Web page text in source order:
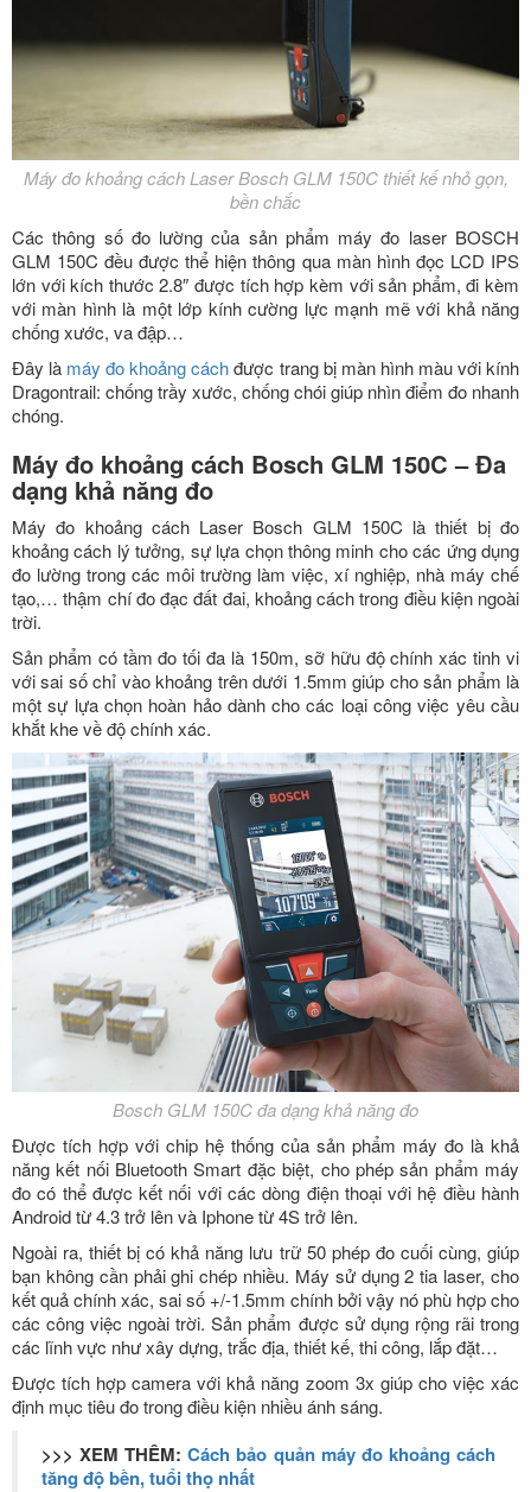
Máy đo khoảng cách Laser Bosch GLM 150C thiết kế nhỏ gọn,
bền chắc
Các thông số đo lường của sản phẩm máy đo laser BOSCH
GLM 150C đều được thể hiện thông qua màn hình đọc LCD IPS
lớn với kích thước 2.8″ được tích hợp kèm với sản phẩm, đi kèm
với màn hình là một lớp kính cường lực mạnh mẽ với khả năng
chống xước, va đập…
Đây là máy đo khoảng cáchđược trang bị màn hình màu với kính
Dragontrail: chống trầy xước, chống chói giúp nhìn điểm đo nhanh
chóng.
Máy đo khoảng cách Bosch GLM 150C – Đa
dạng khả năng đo
Máy đo khoảng cách Laser Bosch GLM 150C là thiết bị đo
khoảng cách lý tưởng, sự lựa chọn thông minh cho các ứng dụng
đo lường trong các môi trường làm việc, xí nghiệp, nhà máy chế
tạo,… thậm chí đo đạc đất đai, khoảng cách trong điều kiện ngoài
trời.
Sản phẩm có tầm đo tối đa là 150m, sỡ hữu độ chính xác tinh vi
với sai số chỉ vào khoảng trên dưới 1.5mm giúp cho sản phẩm là
một sự lựa chọn hoàn hảo dành cho các loại công việc yêu cầu
khắt khe về độ chính xác.
Bosch GLM 150C đa dạng khả năng đo
Được tích hợp với chip hệ thống của sản phẩm máy đo là khả
năng kết nối Bluetooth Smart đặc biệt, cho phép sản phẩm máy
đo có thể được kết nối với các dòng điện thoại với hệ điều hành
Android từ 4.3 trở lên và Iphone từ 4S trở lên.
Ngoài ra, thiết bị có khả năng lưu trữ 50 phép đo cuối cùng, giúp
bạn không cần phải ghi chép nhiều. Máy sử dụng 2 tia laser, cho
kết quả chính xác, sai số +/-1.5mm chính bởi vậy nó phù hợp cho
các công việc ngoài trời. Sản phẩm được sử dụng rộng rãi trong
các lĩnh vực như xây dựng, trắc địa, thiết kế, thi công, lắp đặt…
Được tích hợp camera với khả năng zoom 3x giúp cho việc xác
định mục tiêu đo trong điều kiện nhiều ánh sáng.
>>> XEM THÊM:Cách bảo quản máy đo khoảng cách
tăng độ bền, tuổi thọ nhất